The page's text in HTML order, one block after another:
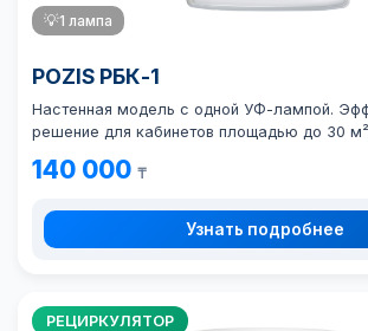
💡1 лампа
POZIS РБК-1
Настенная модель с одной УФ-лампой.
решение для кабинетов площадью до 30
140 000 ₸
Узнать подробнее
РЕЦИРКУЛЯТОР